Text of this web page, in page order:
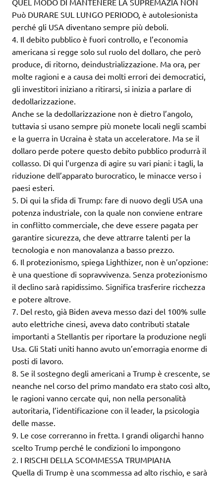
QUEL MODO DI MANTENERE LA SUPREMAZIA NON
Può DURARE SUL LUNGO PERIODO, è autolesionista
perché gli USA diventano sempre più deboli.
4. Il debito pubblico è fuori controllo, e l’economia
americana si regge solo sul ruolo del dollaro, che però
produce, di ritorno, deindustrializzazione. Ma ora, per
molte ragioni e a causa dei molti errori dei democratici,
gli investitori iniziano a ritirarsi, si inizia a parlare di
dedollarizzazione.
Anche se la dedollarizzazione non è dietro l’angolo,
tuttavia si usano sempre più monete locali negli scambi
e la guerra in Ucraina è stata un acceleratore. Ma se il
dollaro perde potere questo debito pubblico produrrà il
collasso. Di qui l’urgenza di agire su vari piani: i tagli, la
riduzione dell’apparato burocratico, le minacce verso i
paesi esteri.
5. Di qui la sfida di Trump: fare di nuovo degli USA una
potenza industriale, con la quale non conviene entrare
in conflitto commerciale, che deve essere pagata per
garantire sicurezza, che deve attrarre talenti per la
tecnologia e non manovalanza a basso prezzo.
6. Il protezionismo, spiega Lighthizer, non è un’opzione:
è una questione di sopravvivenza. Senza protezionismo
il declino sarà rapidissimo. Significa trasferire ricchezza
e potere altrove.
7. Del resto, già Biden aveva messo dazi del 100% sulle
auto elettriche cinesi, aveva dato contributi statale
importanti a Stellantis per riportare la produzione negli
Usa. Gli Stati uniti hanno avuto un’emorragia enorme di
posti di lavoro.
8. Se il sostegno degli americani a Trump è crescente, se
neanche nel corso del primo mandato era stato così alto,
le ragioni vanno cercate qui, non nella personalità
autoritaria, l’identificazione con il leader, la psicologia
delle masse.
9. Le cose correranno in fretta. I grandi oligarchi hanno
scelto Trump perché le condizioni lo impongono
2. I RISCHI DELLA SCOMMESSA TRUMPIANA
Quella di Trump è una scommessa ad alto rischio, e sarà